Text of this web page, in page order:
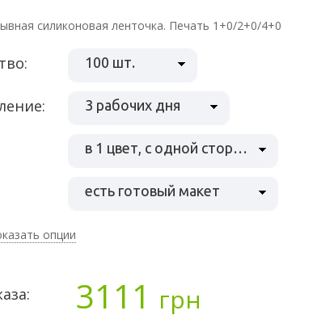
силиконовая ленточка. Печать 1+0/2+0/4+0
100 шт.
3 рабочих дня
в 1 цвет, с одной стороны
есть готовый макет
опции
3111 грн